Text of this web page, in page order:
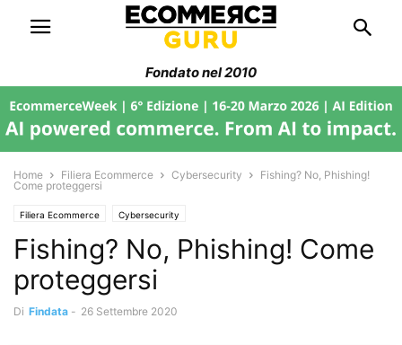
Fondato nel 2010
Home Filiera Ecommerce Cybersecurity
Fishing? No, Phishing!
Come proteggersi
Filiera Ecommerce Cybersecurity
Fishing? No, Phishing! Come
proteggersi
Di Findata - 26 Settembre 2020